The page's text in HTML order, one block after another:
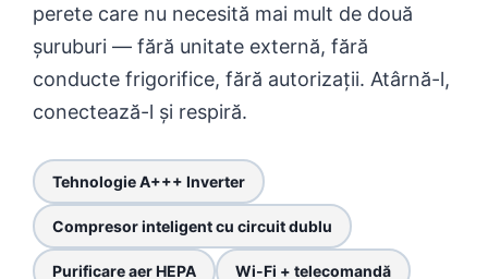
perete care nu necesită mai mult de două
șuruburi — fără unitate externă, fără
conducte frigorifice, fără autorizații. Atârnă-l,
conectează-l și respiră.
Tehnologie A+++ Inverter
Compresor inteligent cu circuit dublu
Purificare aer HEPA Wi-Fi + telecomandă